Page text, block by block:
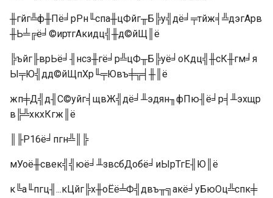
╫гйг╩ф╫Пё╛рРн╙спа╫цФйг╥Б╠у╣дё╛╤тйж╡╩дэгАрв
╫Ь╧╔ё╛©иртгАкидц╣╫д©йЩ║ё
╠ъйг╟врЬё╛╢нсз╫гё╛р╩цФ╥Б╠уё╛оКдц╣╫сК╫гм╛я
Ы╤Ю╣дд©йЩпХр╙╤Ювъ╪╦╡╫║ё
жп╪Д╣д╢С©уйг╡щвЖ╣дё╛╨эдян╖фПю╢ё╛р╡╨эхщр
в╠╩хкхКгж║ё
║╟P16ё╛пгн╩║╠
мУоё╫свек╣╣юё╛╨звсбДобё╛иЫрТгЕ╢Ю║ё
к╚а╙пгц╢...кЦйг╠х╫оЁё╧Ф╣двъ╥╗акё╛уБюОц╩спк╪